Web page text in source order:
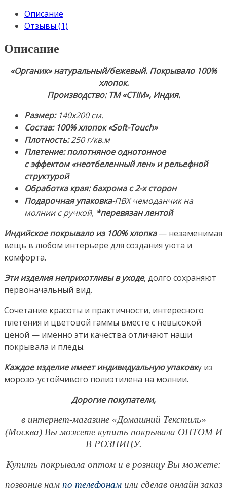
100%
хлопок
Touch».
Производство:
ТМ
Описание
Отзывы (1)
Описание
«Органик» натуральный/бежевый. Покрывало 100%
хлопок.
Производство: ТМ «CTIM», Индия.
Размер:140х200 см.
Состав: 100% хлопок «Soft-Touch»
Плотность:250 г/кв.м
Плетение: полотняное однотонное
с эффектом «неотбеленный лен» и рельефной
структурой
Обработка края: бахрома с 2-х сторон
Подарочная упаковка-ПВХ чемоданчик на
молнии с ручкой, *перевязан лентой
Индийское покрывало из 100% хлопка — незаменимая
вещь в любом интерьере для создания уюта и
комфорта.
Эти изделия неприхотливы в уходе, долго сохраняют
первоначальный вид.
Сочетание красоты и практичности, интересного
плетения и цветовой гаммы вместе с невысокой
ценой — именно эти качества отличают наши
покрывала и пледы.
Каждое изделие имеет индивидуальную упаковку из
морозо-устойчивого полиэтилена на молнии.
Дорогие покупатели,
в интернет-магазине «Домашний Текстиль»
(Москва) Вы можете купить покрывала ОПТОМ И
В РОЗНИЦУ.
Купить покрывала оптом и в розницу Вы можете:
позвонив нам по телефонамили сделав онлайн заказ